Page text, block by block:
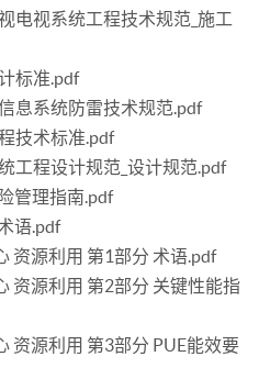
电视系统工程技术规范_施工
标准.pdf
息系统防雷技术规范.pdf
技术标准.pdf
工程设计规范_设计规范.pdf
管理指南.pdf
语.pdf
资源利用 第1部分 术语.pdf
资源利用 第2部分 关键性能指
资源利用 第3部分 PUE能效要